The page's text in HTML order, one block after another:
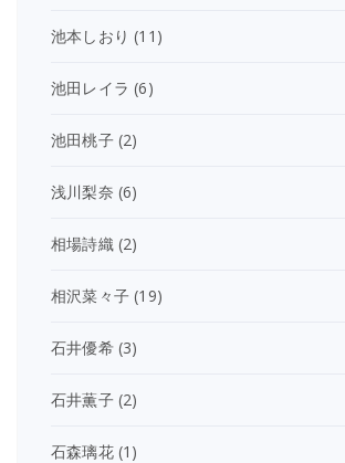
池本しおり (11)
池田レイラ (6)
池田桃子(2)
浅川梨奈 (6)
相場詩織 (2)
相沢菜々子 (19)
石井優希(3)
石井薫子(2)
石森璃花(1)